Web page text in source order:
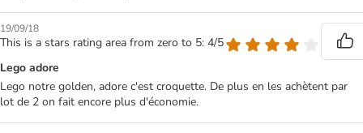
19/09/18
This is a stars rating area from zero to 5: 4/5
Lego adore
Lego notre golden, adore c'est croquette. De plus en les achètent par
lot de 2 on fait encore plus d'économie.